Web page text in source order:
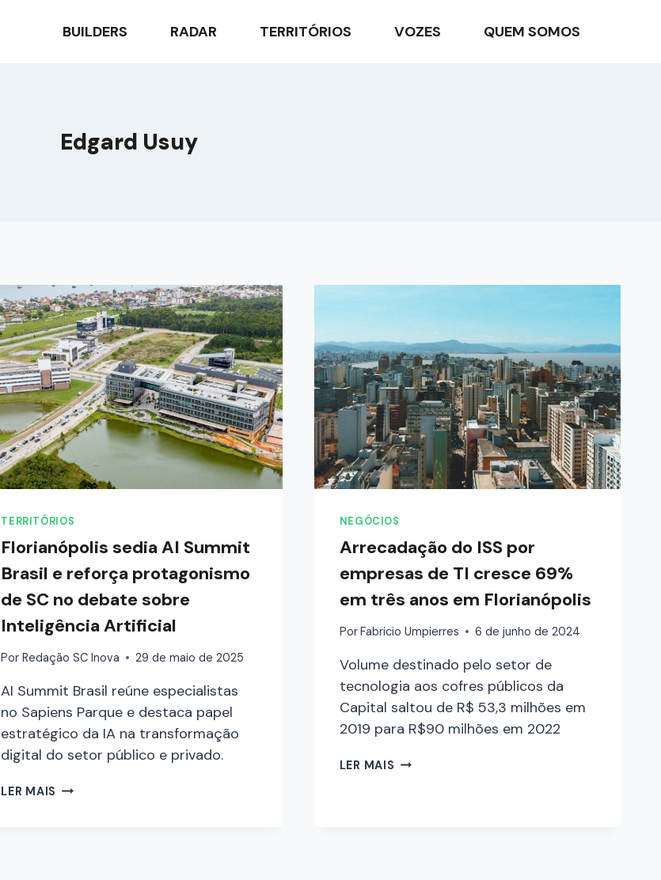
BUILDERS RADAR TERRITÓRIOS VOZES QUEM SOMOS
Edgard Usuy
TERRITÓRIOS
Florianópolis sedia AI Summit
Brasil e reforça protagonismo
de SC no debate sobre
Inteligência Artificial
Por Redação SC Inova 29 de maio de 2025
AI Summit Brasil reúne especialistas
no Sapiens Parque e destaca papel
estratégico da IA na transformação
digital do setor público e privado.
LER MAIS
NEGÓCIOS
Arrecadação do ISS por
empresas de TI cresce 69%
em três anos em Florianópolis
PorFabricio Umpierres 6 de junho de 2024
Volume destinado pelo setor de
tecnologia aos cofres públicos da
Capital saltou de R$ 53,3 milhões em
2019 para R$90 milhões em 2022
LER MAIS